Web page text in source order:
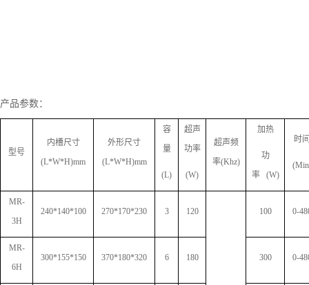
产品参数：
型号
内槽尺寸
(L*W*H)mm
外形尺寸
(L*W*H)mm
容
量
(L)
超声
功率
(W)
超声频
率(Khz)
加热
功
率
(W)
时
MR-
3H
240*140*100 270*170*230 3 120 100 0-
MR-
6H
300*155*150 370*180*320 6 180 300 0-